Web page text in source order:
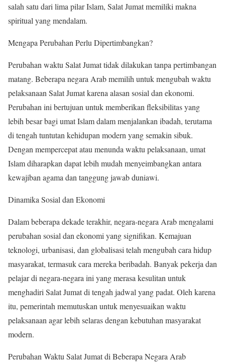
salah satu dari lima pilar Islam, Salat Jumat memiliki makna
spiritual yang mendalam.
Mengapa Perubahan Perlu Dipertimbangkan?
Perubahan waktu Salat Jumat tidak dilakukan tanpa pertimbangan
matang. Beberapa negara Arab memilih untuk mengubah waktu
pelaksanaan Salat Jumat karena alasan sosial dan ekonomi.
Perubahan ini bertujuan untuk memberikan fleksibilitas yang
lebih besar bagi umat Islam dalam menjalankan ibadah, terutama
di tengah tuntutan kehidupan modern yang semakin sibuk.
Dengan mempercepat atau menunda waktu pelaksanaan, umat
Islam diharapkan dapat lebih mudah menyeimbangkan antara
kewajiban agama dan tanggung jawab duniawi.
Dinamika Sosial dan Ekonomi
Dalam beberapa dekade terakhir, negara-negara Arab mengalami
perubahan sosial dan ekonomi yang signifikan. Kemajuan
teknologi, urbanisasi, dan globalisasi telah mengubah cara hidup
masyarakat, termasuk cara mereka beribadah. Banyak pekerja dan
pelajar di negara-negara ini yang merasa kesulitan untuk
menghadiri Salat Jumat di tengah jadwal yang padat. Oleh karena
itu, pemerintah memutuskan untuk menyesuaikan waktu
pelaksanaan agar lebih selaras dengan kebutuhan masyarakat
modern.
Perubahan Waktu Salat Jumat di Beberapa Negara Arab